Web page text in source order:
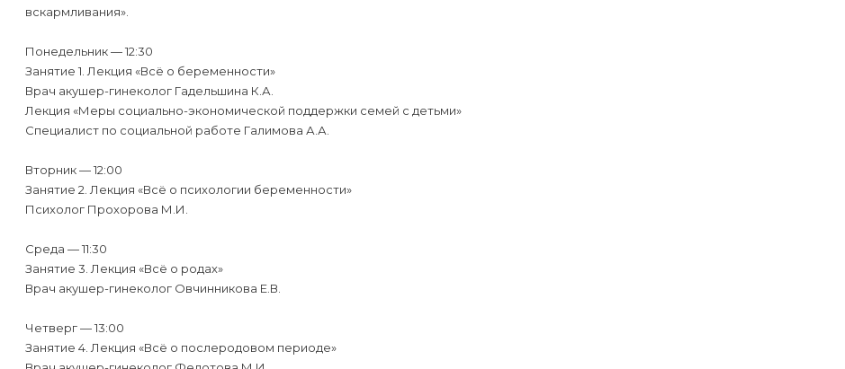
вскармливания».
Понедельник — 12:30
Занятие 1. Лекция «Всё о беременности»
Врач акушер-гинеколог Гадельшина К.А.
Лекция «Меры социально-экономической поддержки семей с детьми»
Специалист по социальной работе Галимова А.А.
Вторник — 12:00
Занятие 2. Лекция «Всё о психологии беременности»
Психолог Прохорова М.И.
Среда — 11:30
Занятие 3. Лекция «Всё о родах»
Врач акушер-гинеколог Овчинникова Е.В.
Четверг — 13:00
Занятие 4. Лекция «Всё о послеродовом периоде»